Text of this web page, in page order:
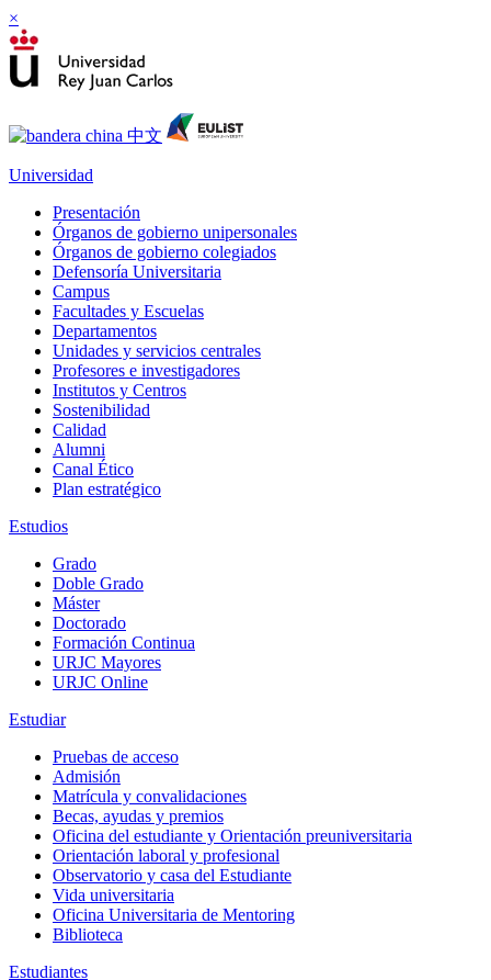
×
Universidad
Presentación
Órganos de gobierno unipersonales
Órganos de gobierno colegiados
Defensoría Universitaria
Campus
Facultades y Escuelas
Departamentos
Unidades y servicios centrales
Profesores e investigadores
Institutos y Centros
Sostenibilidad
Calidad
Alumni
Canal Ético
Plan estratégico
Estudios
Grado
Doble Grado
Máster
Doctorado
Formación Continua
URJC Mayores
URJC Online
Estudiar
Pruebas de acceso
Admisión
Matrícula y convalidaciones
Becas, ayudas y premios
Oficina del estudiante y Orientación preuniversitaria
Orientación laboral y profesional
Observatorio y casa del Estudiante
Vida universitaria
Oficina Universitaria de Mentoring
Biblioteca
Estudiantes